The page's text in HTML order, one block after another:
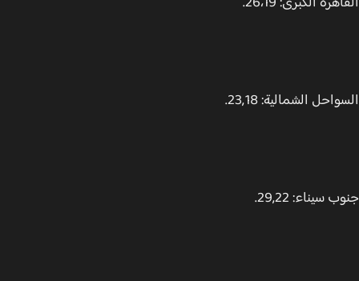
الشمالية: 23,18.
سيناء: 29,22.